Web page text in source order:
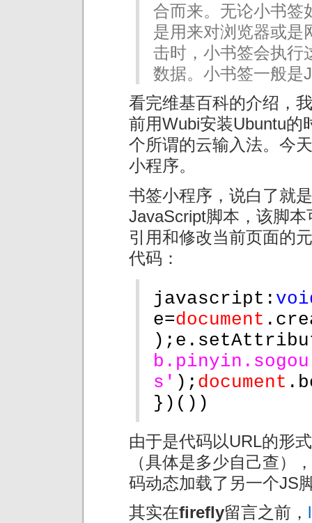
合而来。无论小书签
是用来对浏览器或是
击时，小书签会执行
数据。小书签一般是
看完维基百科的介绍，
前用Wubi安装Ubuntu的
个所谓的云输入法。今
小程序。
书签小程序，说白了就
JavaScript脚本，该脚
引用和修改当前页面的
代码：
javascript:
e=document
s' ); document
})())
由于是代码以URL的形
（具体是多少自己查）
码动态加载了另一个JS
其实在firefly留言之前，